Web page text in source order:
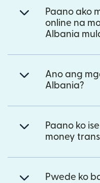
Paano ako
online na
Albania
Ano ang
Albania?
Paano ko
money
Pwede ko